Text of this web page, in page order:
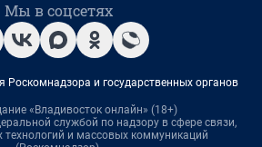
Мы в соцсетях
Роскомнадзора и государственных органов
«Владивосток онлайн» (18+)
службой по надзору в сфере связи,
и массовых коммуникаций